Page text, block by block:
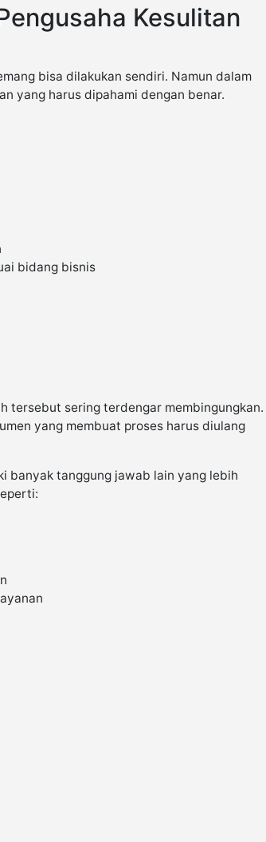
Kesulitan
bisa dilakukan sendiri. Namun dalam
yang harus dipahami dengan benar.
bidang bisnis
tersebut sering terdengar membingungkan.
yang membuat proses harus diulang
banyak tanggung jawab lain yang lebih